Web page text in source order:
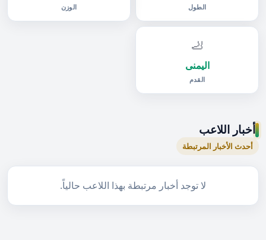
الطول الوزن
🦶
اليمنى
القدم
أخبار اللاعب
أحدث الأخبار المرتبطة
لا توجد أخبار مرتبطة بهذا اللاعب حالياً.